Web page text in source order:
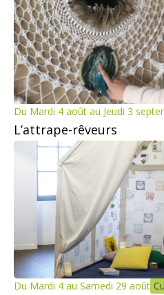
Du Mardi 4 août au Jeudi 3
L’attrape-rêveurs
Du Mardi 4 au Samedi 29 août